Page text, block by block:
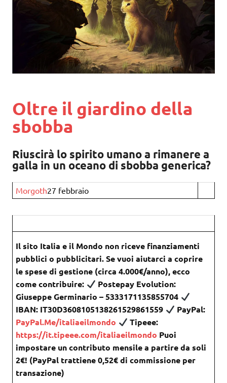
Oltre il giardino della
sbobba
Riuscirà lo spirito umano a rimanere a
galla in un oceano di sbobba generica?
Morgoth27 febbraio
Il sito Italia e il Mondo non riceve finanziamenti
pubblici o pubblicitari. Se vuoi aiutarci a coprire
le spese di gestione (circa 4.000€/anno), ecco
come contribuire:
Postepay Evolution:
Giuseppe Germinario – 5333171135855704
IBAN: IT30D3608105138261529861559
PayPal:
PayPal.Me/italiaeilmondo
Tipeee:
https://it.tipeee.com/italiaeilmondo Puoi
impostare un contributo mensile a partire da soli
2€! (PayPal trattiene 0,52€ di commissione per
transazione)